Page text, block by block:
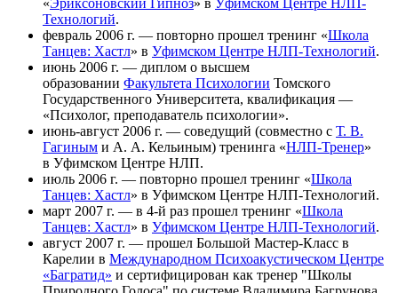
«Эриксоновский Гипноз» в Уфимском Центре НЛП-
Технологий.
февраль 2006 г. — повторно прошел тренинг «Школа
Танцев: Хастл» в Уфимском Центре НЛП-Технологий.
июнь 2006 г. — диплом о высшем
образовании Факультета Психологии Томского
Государственного Университета, квалификация —
«Психолог, преподаватель психологии».
июнь-август 2006 г. — соведущий (совместно с Т. В.
Гагиным и А. А. Кельиным) тренинга «НЛП-Тренер»
в Уфимском Центре НЛП.
июль 2006 г. — повторно прошел тренинг «Школа
Танцев: Хастл» в Уфимском Центре НЛП-Технологий.
март 2007 г. — в 4-й раз прошел тренинг «Школа
Танцев: Хастл» в Уфимском Центре НЛП-Технологий.
август 2007 г. — прошел Большой Мастер-Класс в
Карелии в Международном Психоакустическом Центре
«Багратид» и сертифицирован как тренер "Школы